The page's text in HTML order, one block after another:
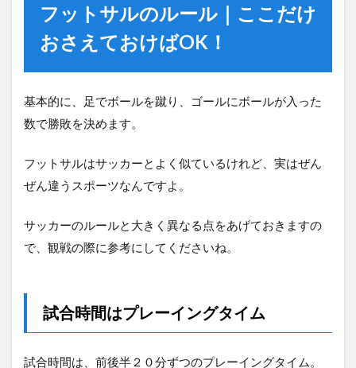
フットサルのルール｜ここだけ
おさえておけばOK！
基本的に、足でボールを蹴り、ゴールにボールが入った
数で勝敗を決めます。
フットサルはサッカーとよく似ているけれど、実はぜん
ぜん違うスポーツなんですよ。
サッカーのルールと大きく異なる点をあげておきますの
で、観戦の際に参考にしてくださいね。
試合時間はプレーイングタイム
試合時間は、前後半２０分ずつのプレーイングタイム。